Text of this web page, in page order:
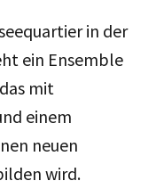
in der
ein Ensemble
mit
einem
neuen
wird.